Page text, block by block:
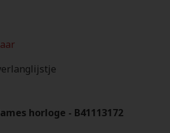
horloge - B41113172